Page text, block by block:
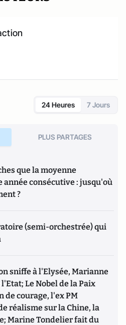
24 Heures 7 Jours
PLUS PARTAGES
que la moyenne
année consécutive : jusqu'où
?
(semi-orchestrée) qui
sniffe à l'Elysée, Marianne
Le Nobel de la Paix
de courage, l'ex PM
réalisme sur la Chine, la
Marine Tondelier fait du